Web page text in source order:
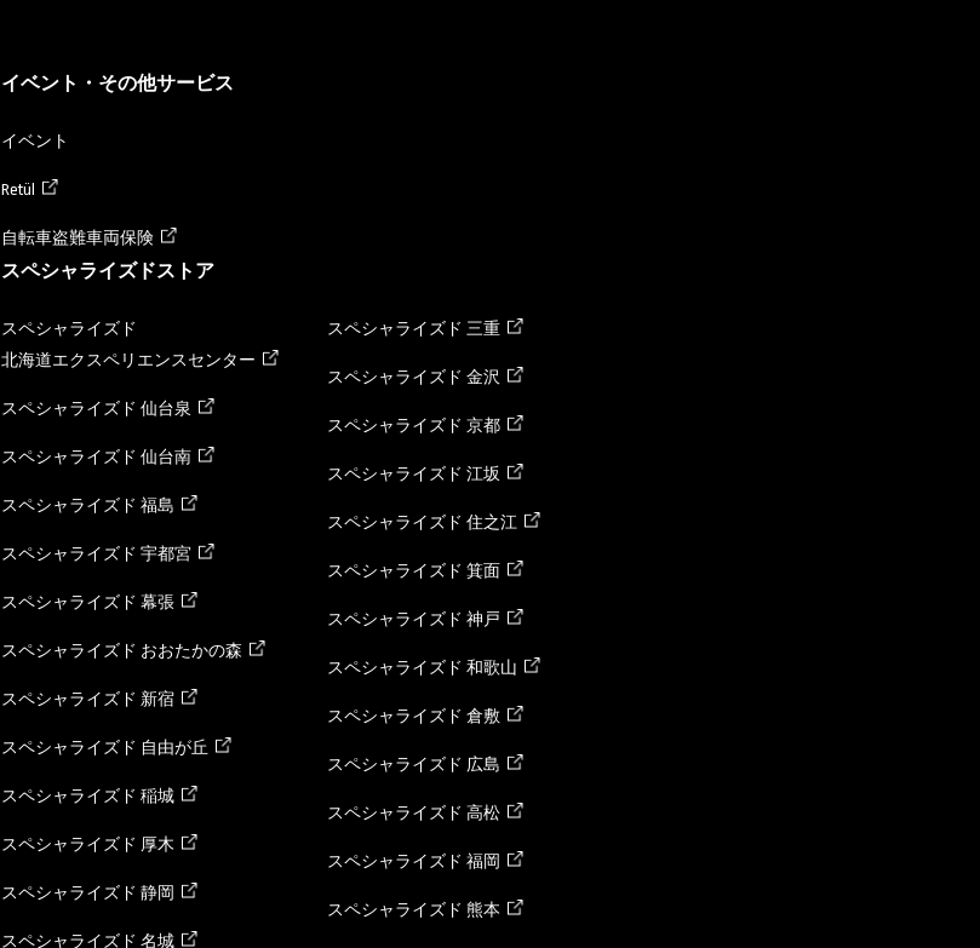
イベント・その他サービス
イベント
Retül
自転車盗難車両保険
スペシャライズドストア
スペシャライズド
北海道エクスペリエンスセンター
スペシャライズド 仙台泉
スペシャライズド 仙台南
スペシャライズド 福島
スペシャライズド 宇都宮
スペシャライズド 幕張
スペシャライズド おおたかの森
スペシャライズド 新宿
スペシャライズド 自由が丘
スペシャライズド 稲城
スペシャライズド 厚木
スペシャライズド 静岡
スペシャライズド 名城
スペシャライズド 三重
スペシャライズド 金沢
スペシャライズド 京都
スペシャライズド 江坂
スペシャライズド 住之江
スペシャライズド 箕面
スペシャライズド 神戸
スペシャライズド 和歌山
スペシャライズド 倉敷
スペシャライズド 広島
スペシャライズド 高松
スペシャライズド 福岡
スペシャライズド 熊本